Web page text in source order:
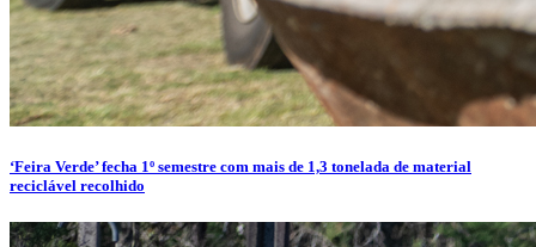
‘Feira Verde’ fecha 1º semestre com mais de 1,3 tonelada de material
reciclável recolhido